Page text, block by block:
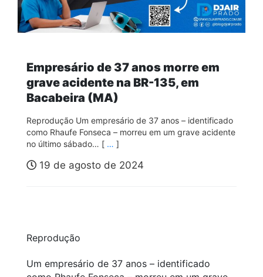
Empresário de 37 anos morre em
grave acidente na BR-135, em
Bacabeira (MA)
Reprodução Um empresário de 37 anos – identificado
como Rhaufe Fonseca – morreu em um grave acidente
no último sábado… [ … ]
19 de agosto de 2024
Reprodução
Um empresário de 37 anos – identificado